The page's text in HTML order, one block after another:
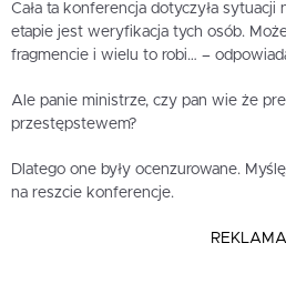
Cała ta konferencja dotyczyła sytuacji
etapie jest weryfikacja tych osób.
fragmencie i wielu to robi… –
Ale panie ministrze, czy pan wie że
przestępstewem?
Dlatego one były ocenzurowane.
na reszcie konferencje.
REKLAMA